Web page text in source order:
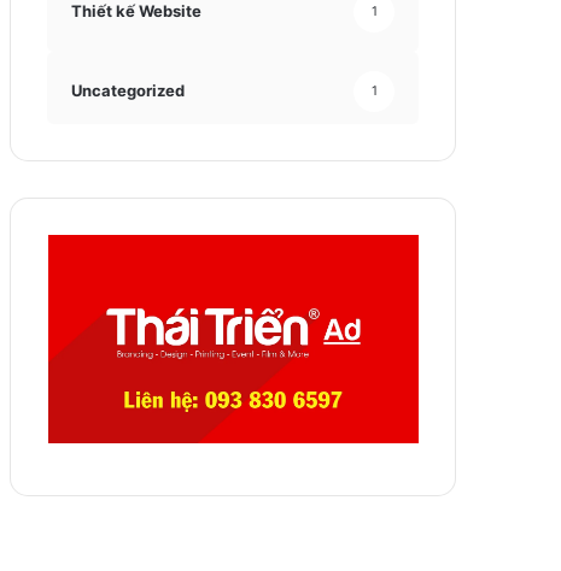
Thiết kế Website 1
Uncategorized 1